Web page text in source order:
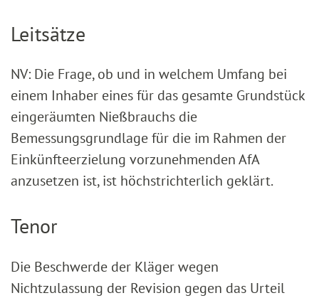
Leitsätze
NV: Die Frage, ob und in welchem Umfang bei
einem Inhaber eines für das gesamte Grundstück
eingeräumten Nießbrauchs die
Bemessungsgrundlage für die im Rahmen der
Einkünfteerzielung vorzunehmenden AfA
anzusetzen ist, ist höchstrichterlich geklärt.
Tenor
Die Beschwerde der Kläger wegen
Nichtzulassung der Revision gegen das Urteil